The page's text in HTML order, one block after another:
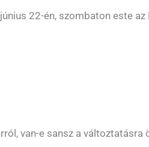
22-én, szombaton este az
van-e sansz a változtatásra